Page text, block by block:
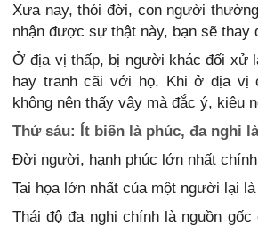
Xưa nay, thói đời, con người
nhận được sự thật này, bạn sẽ thay
Ở địa vị thấp, bị người khác đối xử
hay tranh cãi với họ. Khi ở địa vị
không nên thấy vậy mà đắc ý, kiêu
Thứ sáu: Ít biến là phúc, đa nghi
Đời người, hạnh phúc lớn nhất
Tai họa lớn nhất của một người lại
Thái độ đa nghi chính là nguồn